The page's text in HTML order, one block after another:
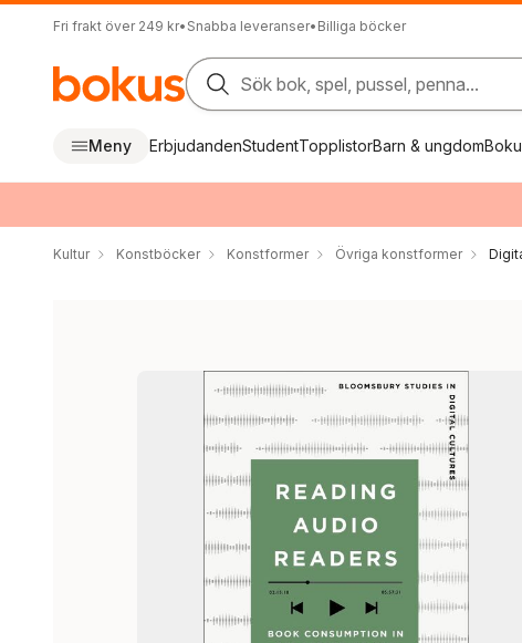
Fri frakt över 249 kr• Snabba leveranser• Billiga böcker
Sök bok, spel, pussel, penna...
Meny ErbjudandenStudentTopplistorBarn & ungdom
Kultur Konstböcker Konstformer Övriga konstformer